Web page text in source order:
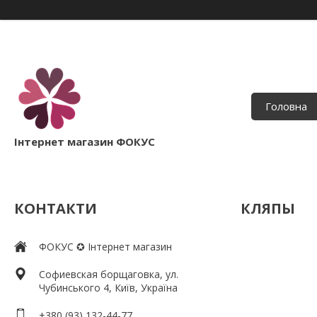
Інтернет магазин ФОКУС
Головна
КОНТАКТИ
ФОКУС ✪ Інтернет магазин
Софиевская борщаговка, ул.
Чубинського 4, Київ, Україна
КЛЯПЫ